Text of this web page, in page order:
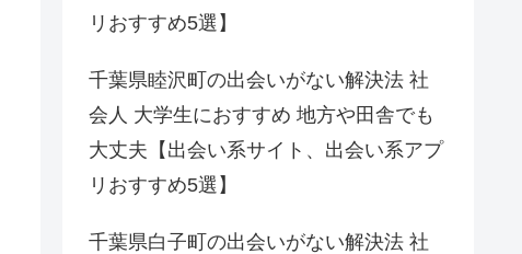
リおすすめ5選】
千葉県睦沢町の出会いがない解決法 社
会人 大学生におすすめ 地方や田舎でも
大丈夫【出会い系サイト、出会い系アプ
リおすすめ5選】
千葉県白子町の出会いがない解決法 社